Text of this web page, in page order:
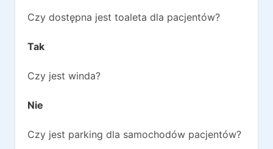
Czy dostępna jest toaleta dla pacjentów?
Tak
Czy jest winda?
Nie
Czy jest parking dla samochodów pacjentów?